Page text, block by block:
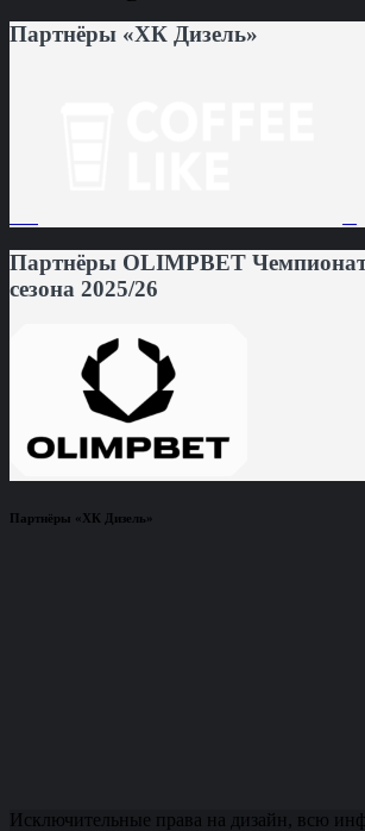
Партнёры «ХК Дизель»
Партнёры OLIMPBET
сезона 2025/26
Партнёры «ХК Дизель»
Исключительные права на дизайн, всю